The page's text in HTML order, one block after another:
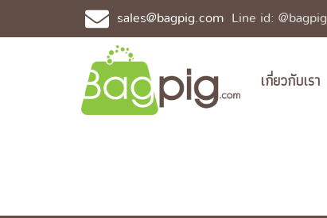
sales@bagpig.com Line id: @bagpig
เกี่ยวกับเรา